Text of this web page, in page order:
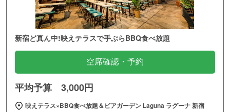
新宿ど真ん中!映えテラスで手ぶらBBQ食べ放題
空席確認・予約
平均予算 3,000円
映えテラス×BBQ食べ放題＆ビアガーデン Laguna ラグーナ 新宿